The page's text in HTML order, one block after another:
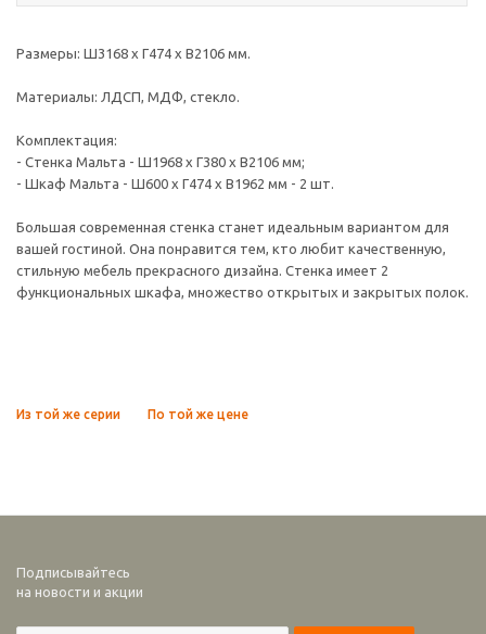
Размеры: Ш3168 х Г474 х В2106 мм.
Материалы: ЛДСП, МДФ, стекло.
Комплектация:
- Стенка Мальта - Ш1968 х Г380 х В2106 мм;
- Шкаф Мальта - Ш600 х Г474 х В1962 мм - 2 шт.
Большая современная стенка станет идеальным вариантом для
вашей гостиной. Она понравится тем, кто любит качественную,
стильную мебель прекрасного дизайна. Стенка имеет 2
функциональных шкафа, множество открытых и закрытых полок.
Из той же серии По той же цене
Подписывайтесь
на новости и акции